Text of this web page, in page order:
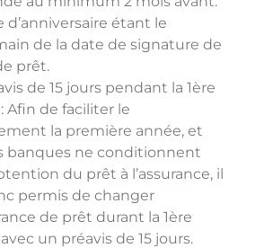
d’anniversaire étant le
de la date de signature de
prêt.
de 15 jours pendant la 1ère
Afin de faciliter le
la première année, et
banques ne conditionnent
du prêt à l’assurance, il
permis de changer
de prêt durant la 1ère
un préavis de 15 jours.